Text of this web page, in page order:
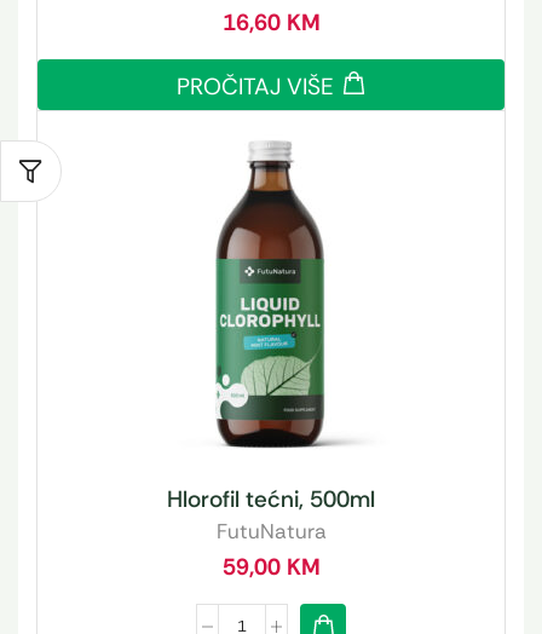
16,60 KM
PROČITAJ VIŠE
Hlorofil tećni, 500ml
FutuNatura
59,00 KM